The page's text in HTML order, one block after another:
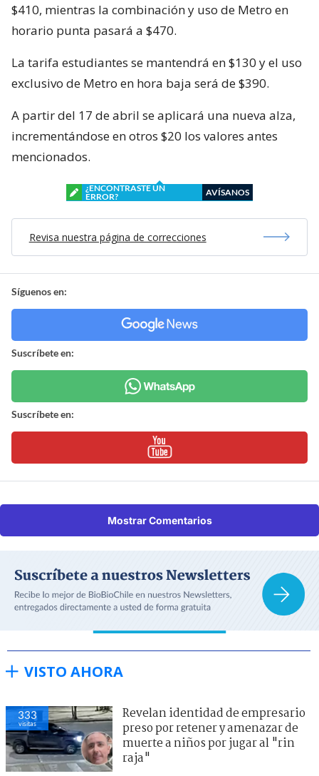
$410, mientras la combinación y uso de Metro en
horario punta pasará a $470.
La tarifa estudiantes se mantendrá en $130 y el uso
exclusivo de Metro en hora baja será de $390.
A partir del 17 de abril se aplicará una nueva alza,
incrementándose en otros $20 los valores antes
mencionados.
¿ENCONTRASTE UN
ERROR?
AVÍSANOS
Revisa nuestra página de correcciones
Síguenos en:
Suscríbete en:
Suscríbete en:
Mostrar Comentarios
VISTO AHORA
333
visitas
Revelan identidad de empresario
preso por retener y amenazar de
muerte a niños por jugar al "rin
raja"